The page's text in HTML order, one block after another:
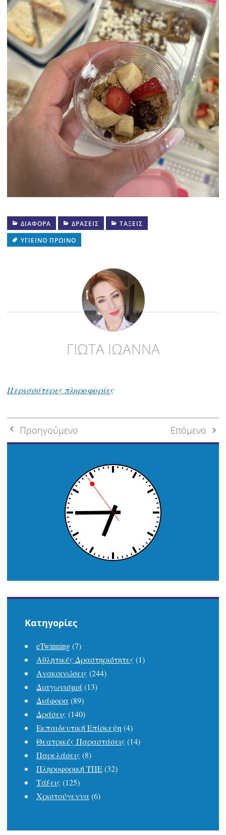
ΔΙΆΦΟΡΑ ΔΡΆΣΕΙΣ
ΤΆΞΕΙΣ
ΥΓΙΕΙΝΌ ΠΡΩΙΝΌ
ΓΙΩΤΑ ΙΩΑΝΝΑ
Περισσότερες πληροφορίες
Πλοήγηση
δημοσιεύσεων
Προηγούμενο Επόμενο
Kατηγορίες
eTwinning(7)
Αθλητικές Δραστηριότητες (1)
Ανακοινώσεις (244)
Διαγωνισμοί(13)
Διάφορα(89)
Δράσεις (140)
Εκπαιδευτική Επίσκεψη (4)
Θεατρικές Παραστάσεις (14)
Παρελάσεις (8)
Πληροφορική ΤΠΕ(32)
Τάξεις (125)
Χριστούγεννα(6)